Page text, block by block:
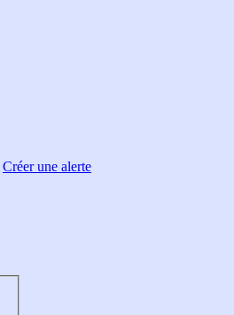
Créer une alerte